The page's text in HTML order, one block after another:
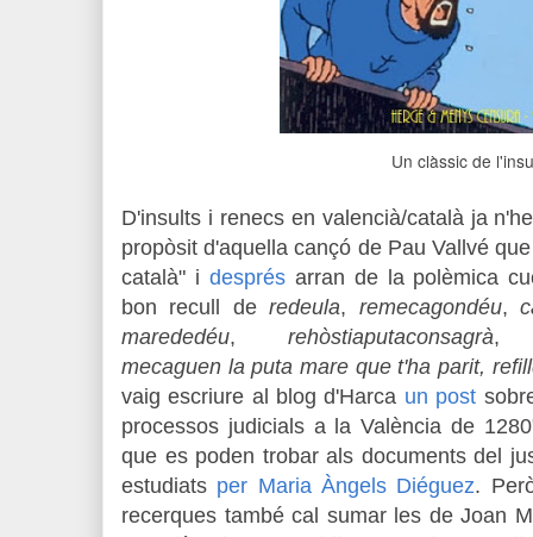
Un clàssic de
D'insults i renecs en valencià/català ja
propòsit d'aquella cançó de Pau Vallvé
català" i desprésarran de la polèmica
bon recull deredeula, remecagondéu,
marededéu,rehòstiaputaconsagrà
mecaguen la puta mare que t'ha parit,
vaig escriure al blog d'Harca un post
processos judicials a la València de
que es poden trobar als documents del
estudiats per Maria Àngels Diéguez.
recerques també cal sumar les de Joan